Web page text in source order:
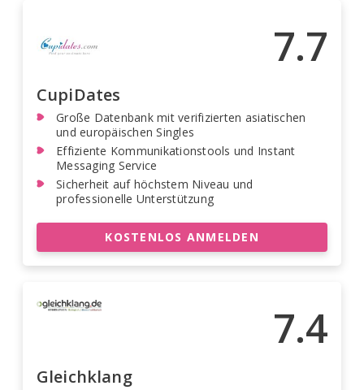
7.7
CupiDates
Große Datenbank mit verifizierten asiatischen
und europäischen Singles
Effiziente Kommunikationstools und Instant
Messaging Service
Sicherheit auf höchstem Niveau und
professionelle Unterstützung
KOSTENLOS ANMELDEN
7.4
Gleichklang